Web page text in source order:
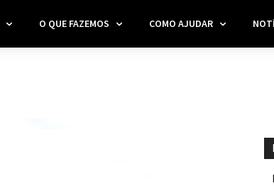
O QUE FAZEMOS COMO AJUDAR